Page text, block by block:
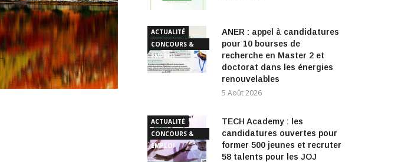
ACTUALITÉ
CONCOURS &
EMPLOI
ANER : appel à candidatures
pour 10 bourses de
recherche en Master 2 et
doctorat dans les énergies
renouvelables
5 Août 2026
ACTUALITÉ
CONCOURS &
EMPLOI
TECH Academy : les
candidatures ouvertes pour
former 500 jeunes et recruter
58 talents pour les JOJ